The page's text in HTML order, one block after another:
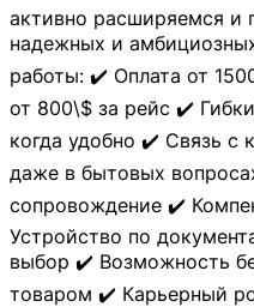
активно расширяемся и
надежных и
работы: ✔️ Оплата от
от 800\$ за рейс ✔️
когда удобно ✔️ Связь с
даже в бытовых
сопровождение ✔️
Устройство по
выбор ✔️ Возможность
товаром ✔️ Карьерный